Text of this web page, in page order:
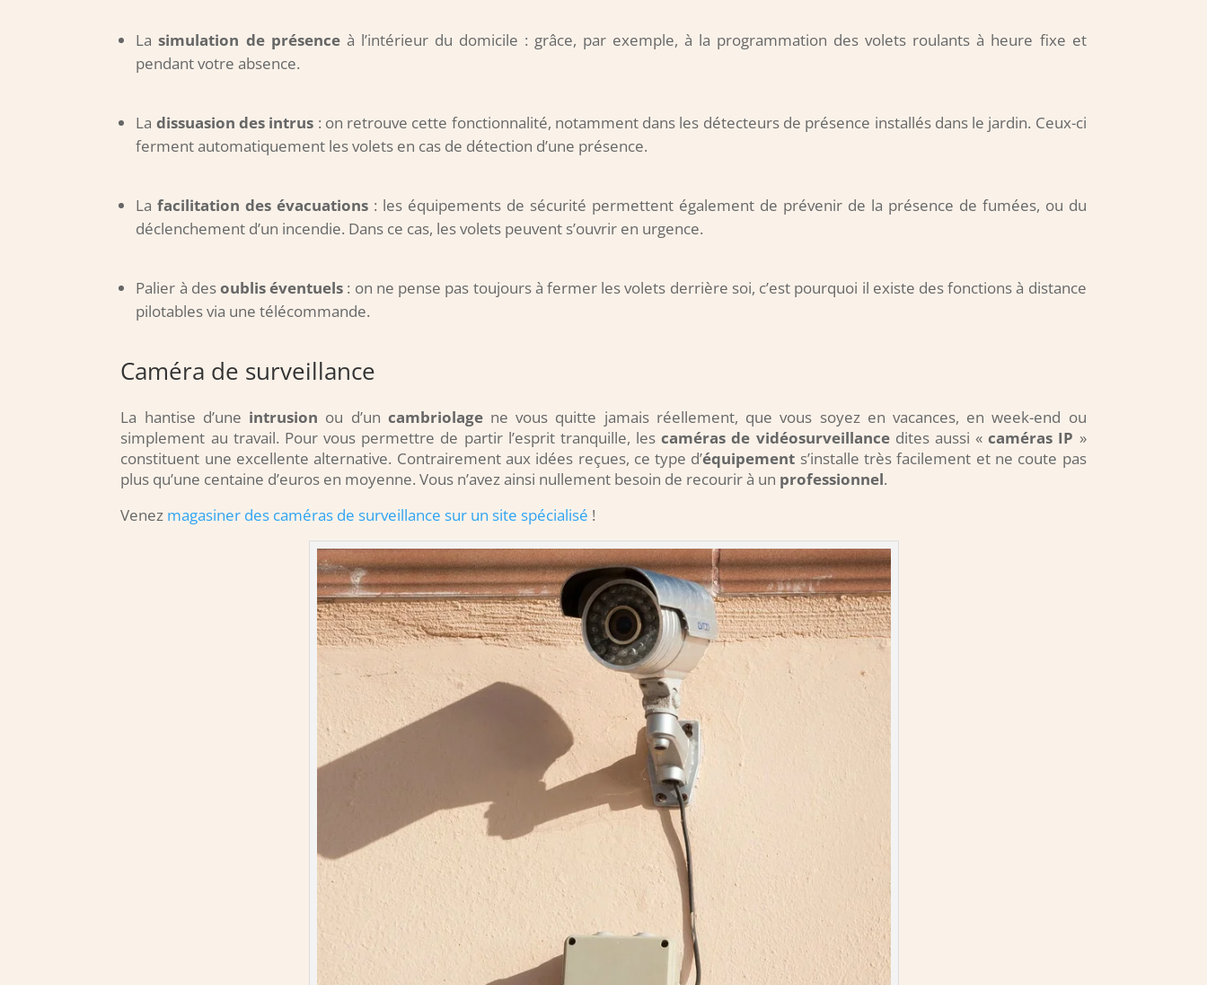
Lasimulation de présenceà l’intérieur du domicile : grâce, par exemple, à la programmation des volets roulants à heure fixe et
pendant votre absence.
La dissuasion des intrus : on retrouve cette fonctionnalité, notamment dans les détecteurs de présence installés dans le jardin. Ceux-ci
ferment automatiquement les volets en cas de détection d’une présence.
Lafacilitation des évacuations : les équipements de sécurité permettent également de prévenir de la présence de fumées, ou du
déclenchement d’un incendie. Dans ce cas, les volets peuvent s’ouvrir en urgence.
Palier à desoublis éventuels : on ne pense pas toujours à fermer les volets derrière soi, c’est pourquoi il existe des fonctions à distance
pilotables via une télécommande.
Caméra de surveillance
La hantise d’une intrusion ou d’un cambriolagene vous quitte jamais réellement, que vous soyez en vacances, en week-end ou
simplement au travail. Pour vous permettre de partir l’esprit tranquille, lescaméras de vidéosurveillancedites aussi «caméras IP »
constituent une excellente alternative. Contrairement aux idées reçues, ce type d’équipement s’installe très facilement et ne coute pas
plus qu’une centaine d’euros en moyenne. Vous n’avez ainsi nullement besoin de recourir à un professionnel.
Venez magasiner des caméras de surveillance sur un site spécialisé !